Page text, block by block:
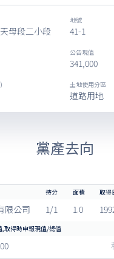
母段二小段
地號
41-1
公告現值
341,000
土地使用分區
道路用地
黨產去向
限公司 1/1 1.0